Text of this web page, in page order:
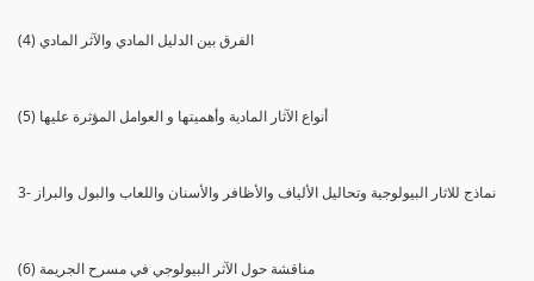
(4) الفرق بين الدليل المادي والآثر المادي
(5) أنواع الآثار المادية وأهميتها و العوامل المؤثرة عليها
3- نماذج للاثار البيولوجية وتحاليل الألياف والأظافر والأسنان واللعاب والبول والبراز
(6) مناقشة حول الآثر البيولوجي في مسرح الجريمة